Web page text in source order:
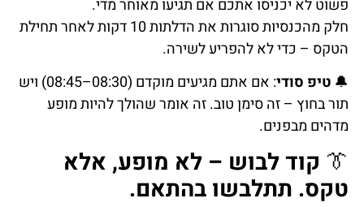
פשוט לא יכניסו אתכם אם תגיעו מאוחר מדי.
חלק מהכנסיות סוגרות את הדלתות 10 דקות לאחר תחילת
הטקס – כדי לא להפריע לשירה.
🔔 טיפ סודי
: אם אתם מגיעים מוקדם (08:30–08:45) ויש
תור בחוץ – זה סימן טוב. זה אומר שהולך להיות מופע
מדהים מבפנים.
👔 קוד לבוש – לא מופע, אלא
טקס. תתלבשו בהתאם.